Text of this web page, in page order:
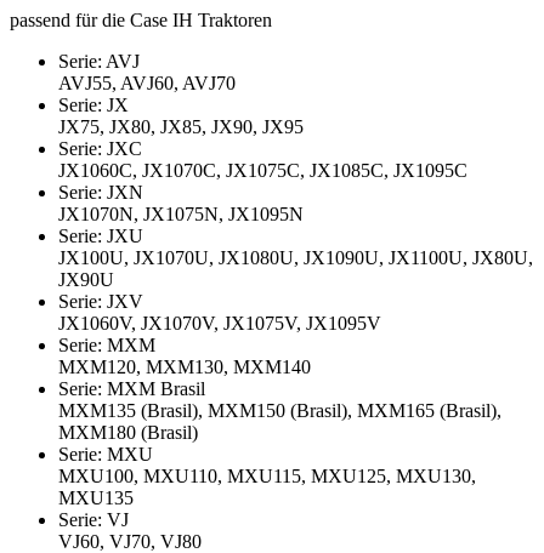
passend für die Case IH Traktoren
Serie: AVJ
AVJ55, AVJ60, AVJ70
Serie: JX
JX75, JX80, JX85, JX90, JX95
Serie: JXC
JX1060C, JX1070C, JX1075C, JX1085C, JX1095C
Serie: JXN
JX1070N, JX1075N, JX1095N
Serie: JXU
JX100U, JX1070U, JX1080U, JX1090U, JX1100U, JX80U,
JX90U
Serie: JXV
JX1060V, JX1070V, JX1075V, JX1095V
Serie: MXM
MXM120, MXM130, MXM140
Serie: MXM Brasil
MXM135 (Brasil), MXM150 (Brasil), MXM165 (Brasil),
MXM180 (Brasil)
Serie: MXU
MXU100, MXU110, MXU115, MXU125, MXU130,
MXU135
Serie: VJ
VJ60, VJ70, VJ80